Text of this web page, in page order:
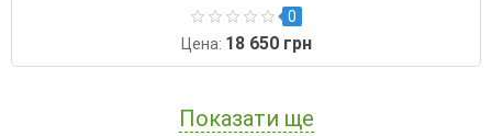
0
Цена: 18 650 грн
Показати ще